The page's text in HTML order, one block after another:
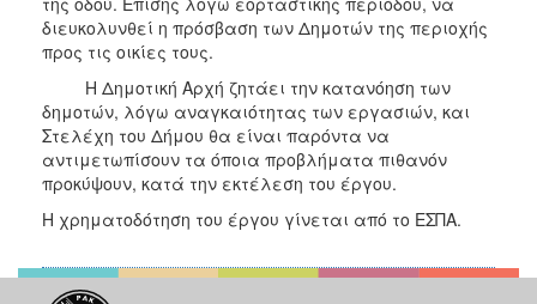
ΠΟΛΙΤΙΣΜΟΣ
ΑΝΘΕΚΤΙΚΗ
διευκολυνθεί η πρόσβαση των Δημοτών της περιοχής
προς τις οικίες τους.
Η Δημοτική Αρχή ζητάει την κατανόηση των
δημοτών, λόγω αναγκαιότητας των εργασιών, και
Στελέχη του Δήμου θα είναι παρόντα να
αντιμετωπίσουν τα όποια προβλήματα πιθανόν
προκύψουν, κατά την εκτέλεση του έργου.
Η χρηματοδότηση του έργου γίνεται από το ΕΣΠΑ.